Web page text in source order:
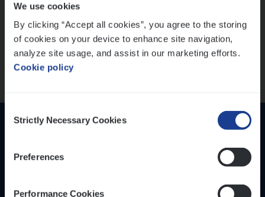
We use cookies
By clicking “Accept all cookies”, you agree to the storing
of cookies on your device to enhance site navigation,
analyze site usage, and assist in our marketing efforts.
Cookie policy
Selection
Strictly Necessary Cookies
Preferences
Performance Cookies
IT, Change & Innovation
People Management
Sales Management
Loca­tie
Provincie Limburg
versterken
Mathias houdt van diepgaande dossiers én droge
humor
Thalia zoekt graag oplossingen, in games én op het
werk